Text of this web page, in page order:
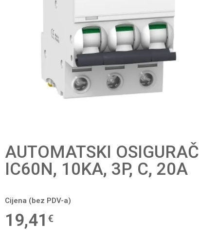
AUTOMATSKI OSIGURAČ
IC60N, 10KA, 3P, C, 20A
Cijena (bez PDV-a)
19,41 €